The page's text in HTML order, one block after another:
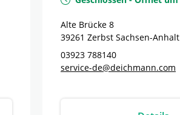
Alte Brücke 8
39261 Zerbst Sachsen-Anhalt
03923 788140
service-de@deichmann.com